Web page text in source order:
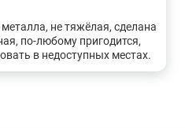
не тяжёлая, сделана
по-любому пригодится,
в недоступных местах.